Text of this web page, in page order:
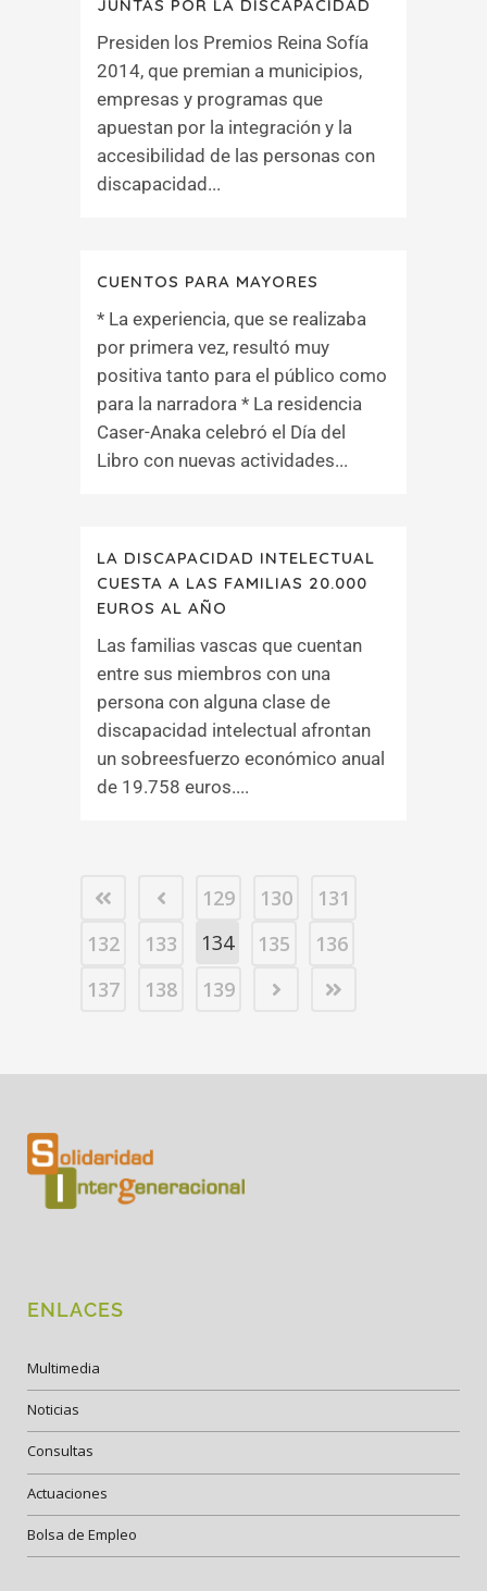
JUNTAS POR LA DISCAPACIDAD
Presiden los Premios Reina Sofía
2014, que premian a municipios,
empresas y programas que
apuestan por la integración y la
accesibilidad de las personas con
discapacidad...
CUENTOS PARA MAYORES
* La experiencia, que se realizaba
por primera vez, resultó muy
positiva tanto para el público como
para la narradora * La residencia
Caser-Anaka celebró el Día del
Libro con nuevas actividades...
LA DISCAPACIDAD INTELECTUAL
CUESTA A LAS FAMILIAS 20.000
EUROS AL AÑO
Las familias vascas que cuentan
entre sus miembros con una
persona con alguna clase de
discapacidad intelectual afrontan
un sobreesfuerzo económico anual
de 19.758 euros....
129 130
131
132
133 134 135
136
137
138 139
ENLACES
Multimedia
Noticias
Consultas
Actuaciones
Bolsa de Empleo